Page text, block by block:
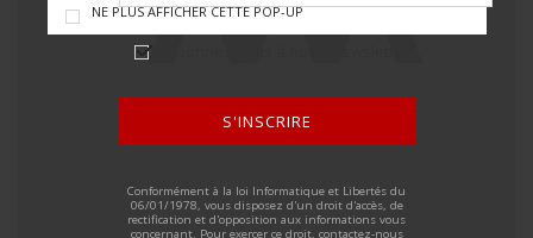
S'INSCRIRE
Conformément à la loi Informatique et Libertés du
06/01/1978, vous disposez d'un droit d'accès, de
rectification et d'opposition aux informations vous
concernant. Pour exercer ce droit, contactez-nous
NE PLUS AFFICHER CETTE POP-UP